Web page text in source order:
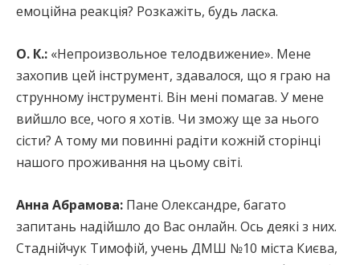
емоційна реакція? Розкажіть, будь ласка.
О. К.: «Непроизвольное телодвижение». Мене
захопив цей інструмент, здавалося, що я граю на
струнному інструменті. Він мені помагав. У мене
вийшло все, чого я хотів. Чи зможу ще за нього
сісти? А тому ми повинні радіти кожній сторінці
нашого проживання на цьому світі.
Анна Абрамова: Пане Олександре, багато
запитань надійшло до Вас онлайн. Ось деякі з них.
Стаднійчук Тимофій, учень ДМШ №10 міста Києва,